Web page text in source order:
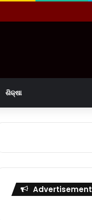
ଶିକ୍ଷା
Advertisement